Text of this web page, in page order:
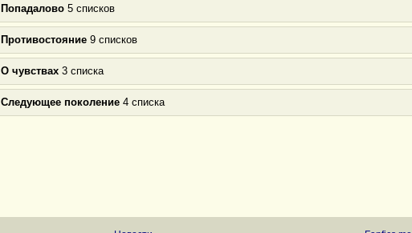
Попадалово 5 списков
Противостояние 9 списков
О чувствах 3 списка
Следующее поколение 4 списка